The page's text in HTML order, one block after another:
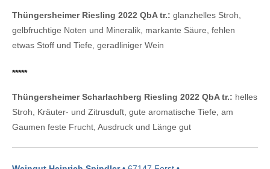
Thüngersheimer Riesling 2022 QbA tr.: glanzhelles Stroh,
gelbfruchtige Noten und Mineralik, markante Säure, fehlen
etwas Stoff und Tiefe, geradliniger Wein
*****
Thüngersheimer Scharlachberg Riesling 2022 QbA tr.: helles
Stroh, Kräuter- und Zitrusduft, gute aromatische Tiefe, am
Gaumen feste Frucht, Ausdruck und Länge gut